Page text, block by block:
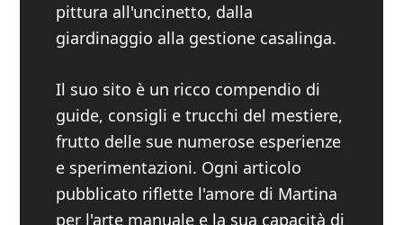
pittura all'uncinetto, dalla
giardinaggio alla gestione casalinga.
Il suo sito è un ricco compendio di
guide, consigli e trucchi del mestiere,
frutto delle sue numerose esperienze
e sperimentazioni. Ogni articolo
pubblicato riflette l'amore di Martina
per l'arte manuale e la sua capacità di